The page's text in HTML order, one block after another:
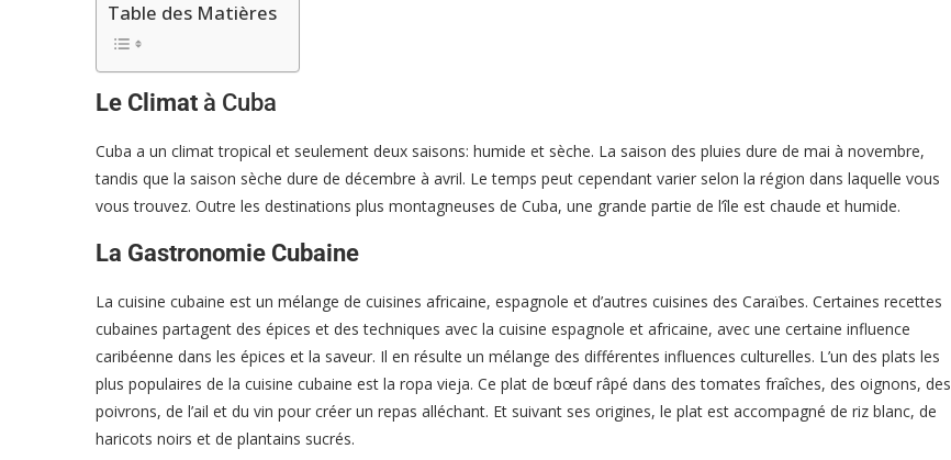
Table des Matières
Le Climat à Cuba
Cuba a un climat tropical et seulement deux saisons: humide et sèche. La saison des pluies dure de mai à novembre,
tandis que la saison sèche dure de décembre à avril. Le temps peut cependant varier selon la région dans laquelle vous
vous trouvez. Outre les destinations plus montagneuses de Cuba, une grande partie de l’île est chaude et humide.
La Gastronomie Cubaine
La cuisine cubaine est un mélange de cuisines africaine, espagnole et d’autres cuisines des Caraïbes. Certaines recettes
cubaines partagent des épices et des techniques avec la cuisine espagnole et africaine, avec une certaine influence
caribéenne dans les épices et la saveur. Il en résulte un mélange des différentes influences culturelles. L’un des plats les
plus populaires de la cuisine cubaine est la ropa vieja. Ce plat de bœuf râpé dans des tomates fraîches, des oignons, des
poivrons, de l’ail et du vin pour créer un repas alléchant. Et suivant ses origines, le plat est accompagné de riz blanc, de
haricots noirs et de plantains sucrés.